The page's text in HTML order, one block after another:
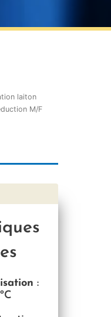
laiton
M/F
: